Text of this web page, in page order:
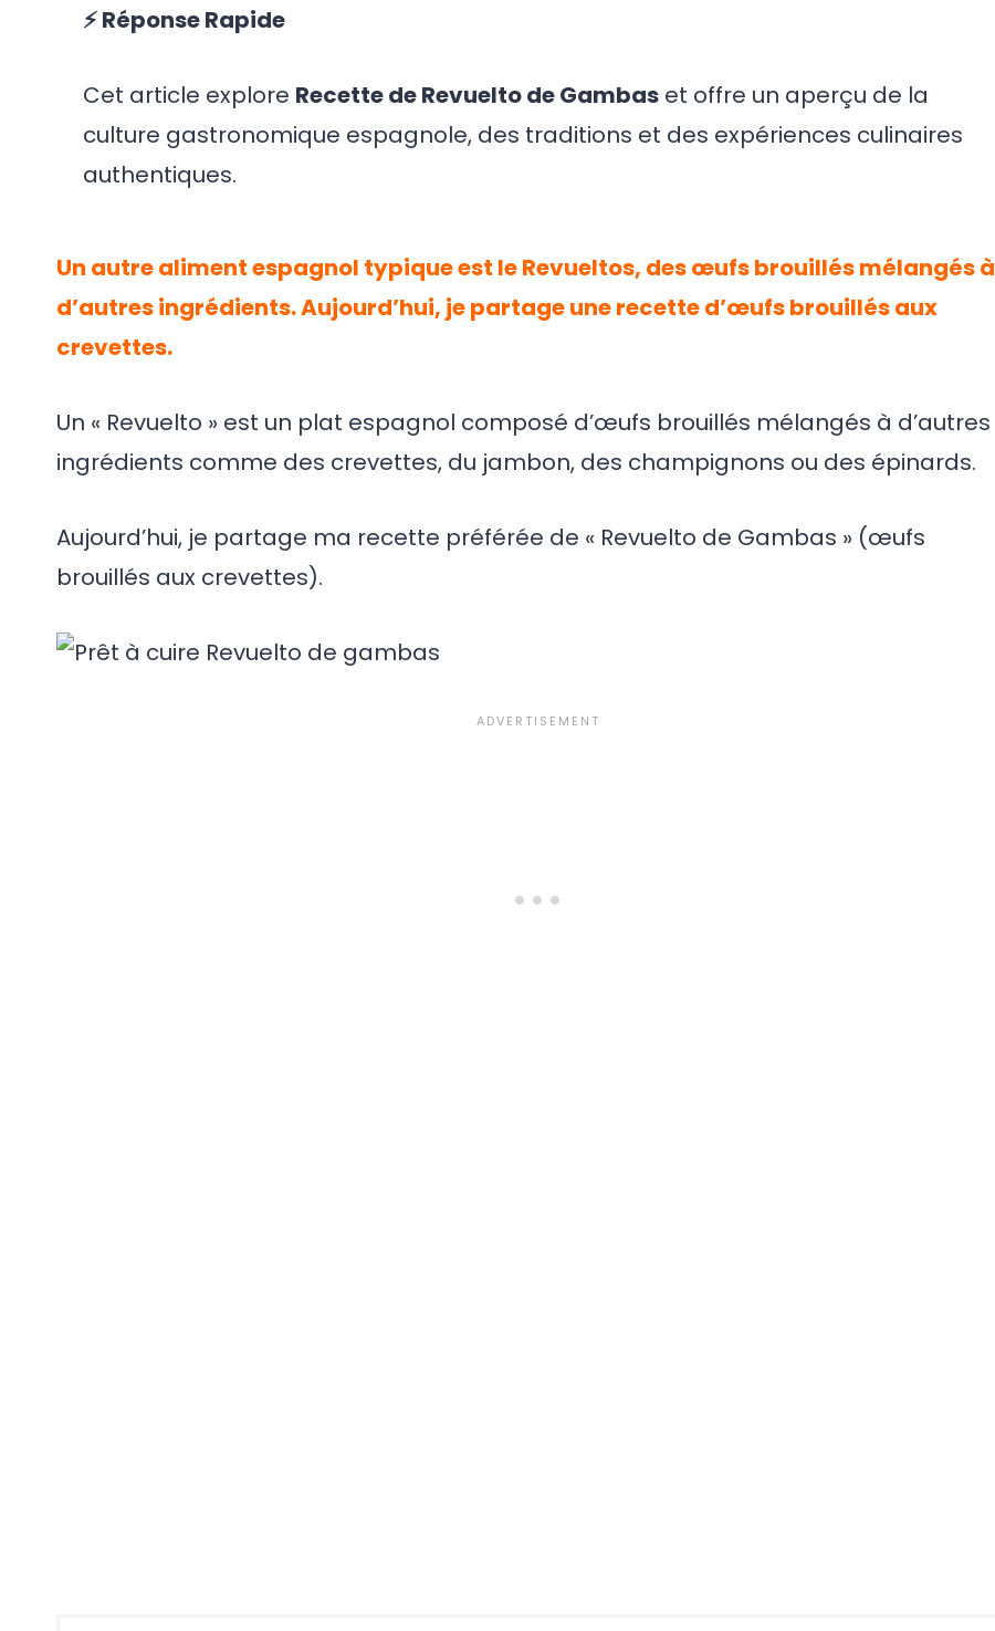
⚡ Réponse Rapide
Cet article explore Recette de Revuelto de Gambas et offre un aperçu de la
culture gastronomique espagnole, des traditions et des expériences culinaires
authentiques.
Un autre aliment espagnol typique est le Revueltos, des œufs brouillés mélangés à
d’autres ingrédients. Aujourd’hui, je partage une recette d’œufs brouillés aux
crevettes.
Un « Revuelto » est un plat espagnol composé d’œufs brouillés mélangés à d’autres
ingrédients comme des crevettes, du jambon, des champignons ou des épinards.
Aujourd’hui, je partage ma recette préférée de « Revuelto de Gambas » (œufs
brouillés aux crevettes).